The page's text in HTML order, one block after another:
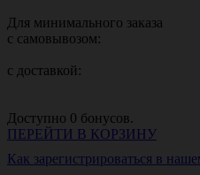
Для минимального заказа
с самовывозом:
с доставкой:
Доступно 0 бонусов.
ПЕРЕЙТИ В КОРЗИНУ
Как зарегистрироваться в